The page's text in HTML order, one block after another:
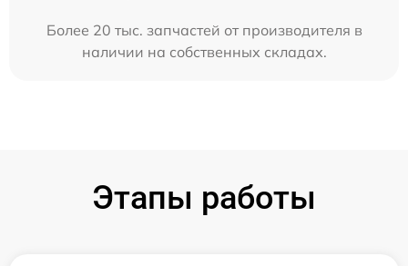
Более 20 тыс. запчастей от производителя в
наличии на собственных складах.
Этапы работы